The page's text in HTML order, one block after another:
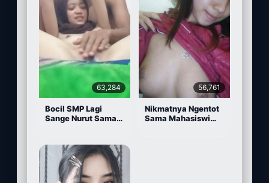
63,284
Bocil SMP Lagi
Sange Nurut Sama
56,761
Nikmatnya Ngentot
Sama Mahasiswi